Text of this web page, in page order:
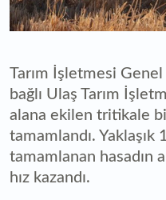
Tarım İşletmesi
bağlı Ulaş Tarım
alana ekilen tritikale
tamamlandı.
tamamlanan hasadın
hız kazandı.